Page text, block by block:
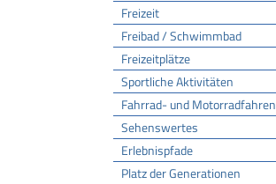
Freizeit
Freibad / Schwimmbad
Freizeitplätze
Sportliche Aktivitäten
Fahrrad- und Motorradfahren
Sehenswertes
Erlebnispfade
Platz der Generationen